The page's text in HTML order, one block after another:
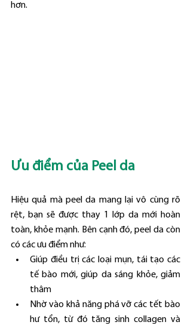
hơn.
Ưu điểm của Peel da
Hiệu quả mà peel da mang lại vô cùng rõ
rệt, bạn sẽ được thay 1 lớp da mới hoàn
toàn, khỏe mạnh. Bên cạnh đó, peel da còn
có các ưu điểm như:
Giúp điều trị các loại mụn, tái tạo các
tế bào mới, giúp da sáng khỏe, giảm
thâm
Nhờ vào khả năng phá vỡ các tết bào
hư tổn, từ đó tăng sinh collagen và